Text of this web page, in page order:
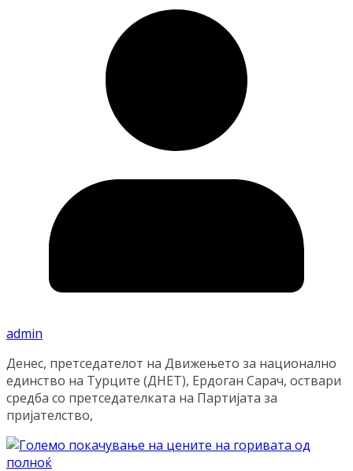
admin
Денес, претседателот на Движењето за национално
единство на Турците (ДНЕТ), Ердоган Сарач, оствари
средба со претседателката на Партијата за
пријателство,